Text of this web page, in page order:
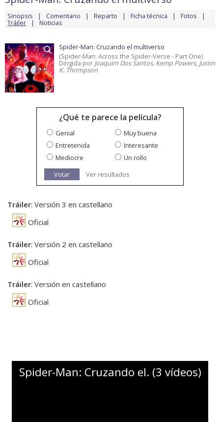
Sinopsis Comentario Reparto Ficha técnica Fotos
Tráiler Noticias
Spider-Man: Cruzando el multiverso
(Spider-Man: Across the Spider-Verse - Part One)
Dirigida por Joaquim Dos Santos, Kemp Powers, Justin
K. Thompson
¿Qué te parece la película?
Genial
Muy buena
Entretenida
Interesante
Mediocre
Un rollo
Votar
Ver resultados
Tráiler: Versión 3 en castellano
Oficial
Tráiler: Versión 2 en castellano
Oficial
Tráiler: Versión en castellano
Oficial
Spider-Man: Cruzando el. (3 vídeos)